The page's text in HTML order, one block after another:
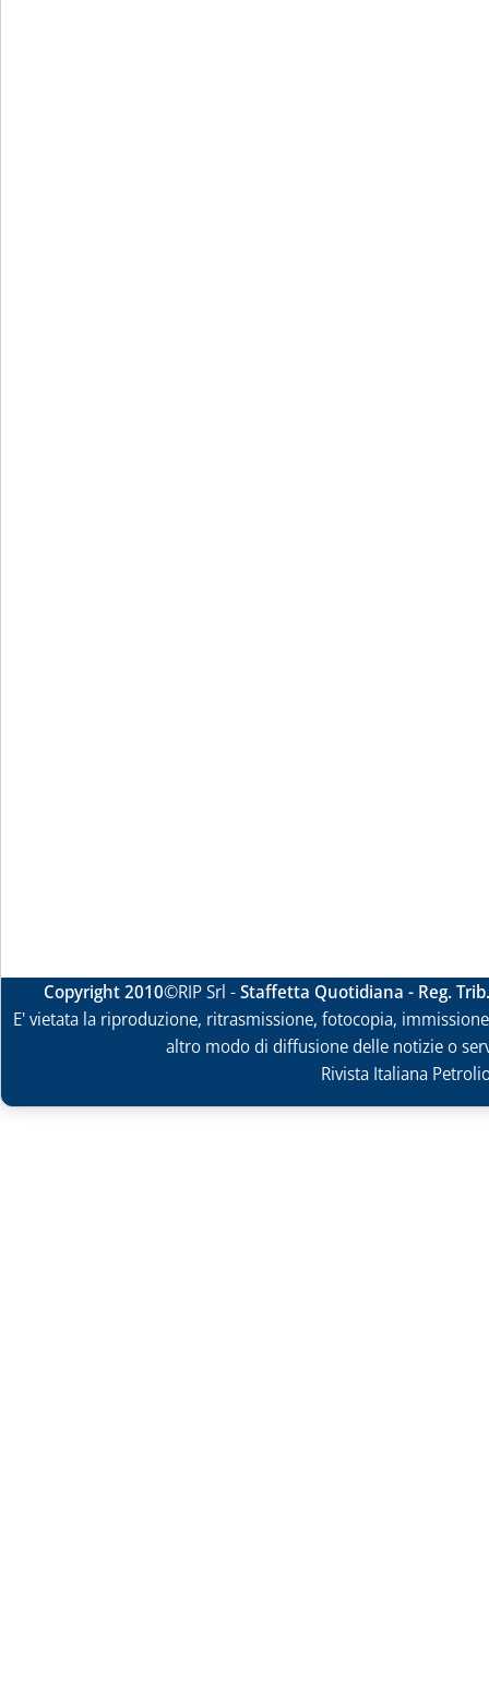
Copyright 2010©RIP Srl -Staffetta Quotidiana - Reg.
E' vietata la riproduzione, ritrasmissione, fotocopia,
altro modo di diffusione delle notizie o
Rivista Italiana